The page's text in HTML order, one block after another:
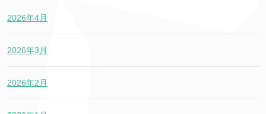
2026年4月
2026年3月
2026年2月